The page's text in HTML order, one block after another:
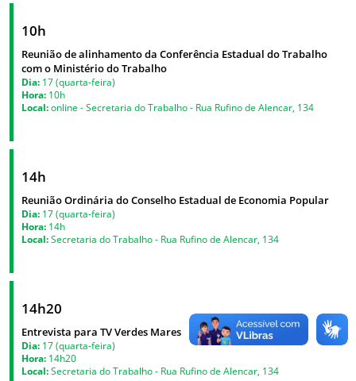
10h
Reunião de alinhamento da Conferência Estadual do Trabalho
com o Ministério do Trabalho
Dia: 17 (quarta-feira)
Hora: 10h
Local:online - Secretaria do Trabalho - Rua Rufino de Alencar, 134
14h
Reunião Ordinária do Conselho Estadual de Economia Popular
Dia: 17 (quarta-feira)
Hora: 14h
Local:Secretaria do Trabalho - Rua Rufino de Alencar, 134
14h20
Entrevista para TV Verdes Mares
Dia: 17 (quarta-feira)
Hora: 14h20
Local:Secretaria do Trabalho - Rua Rufino de Alencar, 134